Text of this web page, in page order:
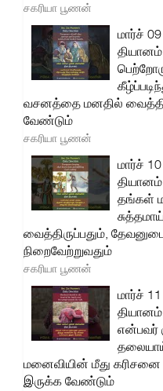
சகரியா பூணன்
மார்ச்
வசனத்தை மனதில்
வேண்டும்
சகரியா பூணன்
மார்ச்
தங்கள்
சுத்தமாய்
வைத்திருப்பதும்,
நிறைவேற்றுவதும்
சகரியா பூணன்
மார்ச்
என்பவர்
மனைவியின் மீது
இருக்க வேண்டும்